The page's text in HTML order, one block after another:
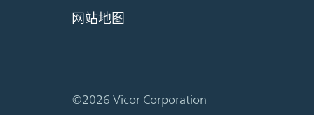
网站地图
©2026 Vicor Corporation